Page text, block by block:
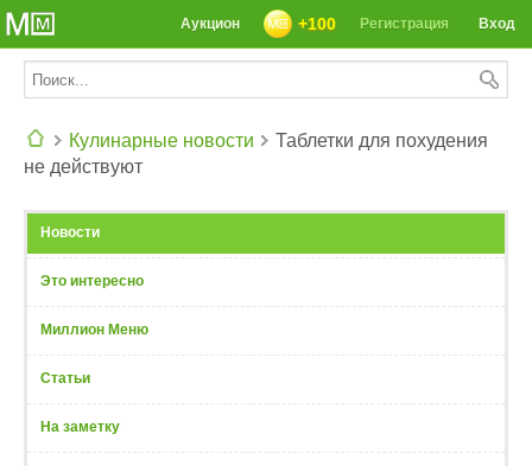
Вход
Регистрация
+100
Аукцион
Кулинарные новости
Таблетки для похудения
не действуют
Новости
Это интересно
Миллион Меню
Статьи
На заметку